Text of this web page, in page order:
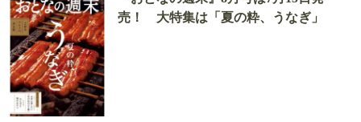
売！ 大特集は「夏の粋、うなぎ」